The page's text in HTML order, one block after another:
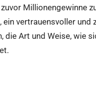
Millionengewinne
vertrauensvoller und
Art und Weise, wie